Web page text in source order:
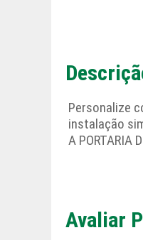
Personalize
instalação
A PORTARIA
Avaliar